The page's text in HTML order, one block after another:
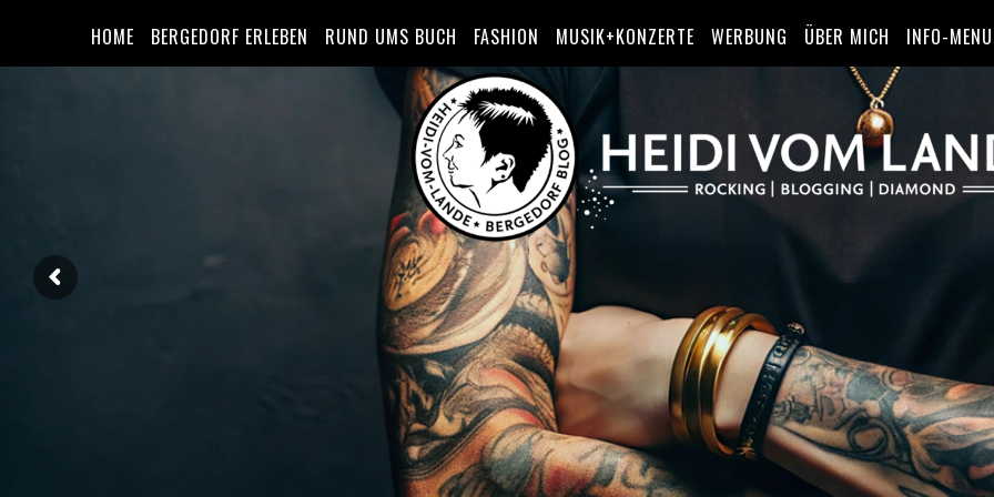
HOME BERGEDORF ERLEBEN RUND UMS BUCH FASHION MUSIK+KONZERTE WERBUNG ÜBER MICH INFO-